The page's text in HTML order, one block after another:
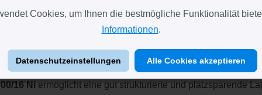
Schlüsselboard zur Tresor-
16 Ni ermöglicht eine gut strukturierte und platzsparende
Cookies, um Ihnen die bestmögliche Funktionalität
Informationen.
Datenschutzeinstellungen Alle Cookies akzeptieren